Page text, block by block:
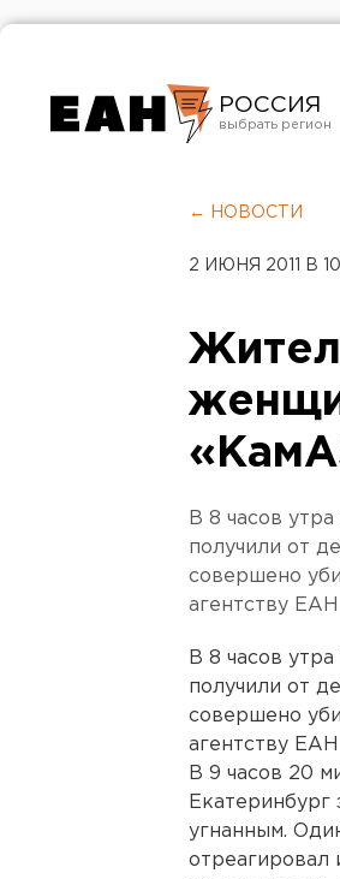
РОССИЯ
Челябинск
← НОВОСТИ
2 ИЮНЯ 2011 В
В 8 часов
получили от
совершено
агентству
В 8 часов
получили от
совершено
агентству
В 9 часов 20
угнанным.
отреагировал